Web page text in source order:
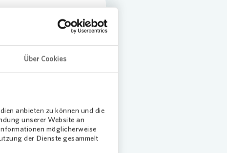
Über Cookies
anbieten zu können und die
unserer Website an
möglicherweise
der Dienste gesammelt
in Porz Eil -
Porz